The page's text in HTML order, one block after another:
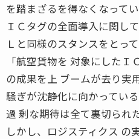
を踏まざるを得なくなってい
ＩＣタグの全面導入に関し
Ｌと同様のスタンスをとって
「航空貨物を 対象にした
の成果を上 ブームが去り実
騒ぎが沈静化に向かっている
過 剰な期待は全て裏切られた
しかし、ロジスティクス の